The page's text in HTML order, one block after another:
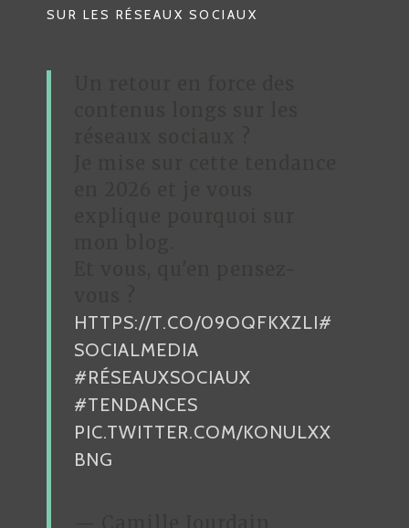
SUR LES RÉSEAUX SOCIAUX
HTTPS://T.CO/09OQFKXZLI#
SOCIALMEDIA
#RÉSEAUXSOCIAUX
#TENDANCES
PIC.TWITTER.COM/KONULXX
BNG